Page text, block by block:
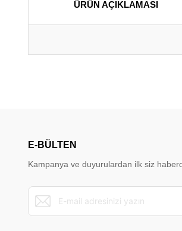
ÜRÜN AÇIKLAMASI
Ürün açıklamasında eksik bilgiler
Ürün bilgilerinde hatalar bulunuyor.
Bu ürüne benzer farklı alternatifler
E-BÜLTEN
Kampanya ve duyurulardan ilk siz